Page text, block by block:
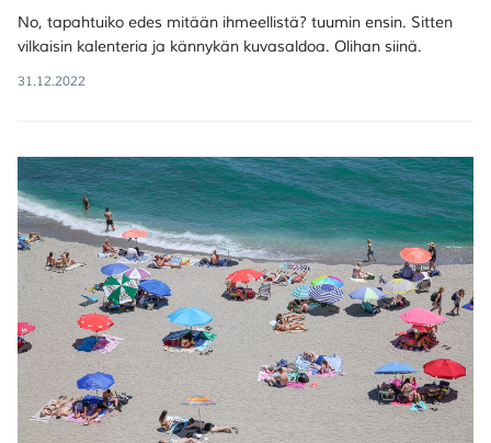
No, tapahtuiko edes mitään ihmeellistä? tuumin ensin. Sitten
vilkaisin kalenteria ja kännykän kuvasaldoa. Olihan siinä.
31.12.2022